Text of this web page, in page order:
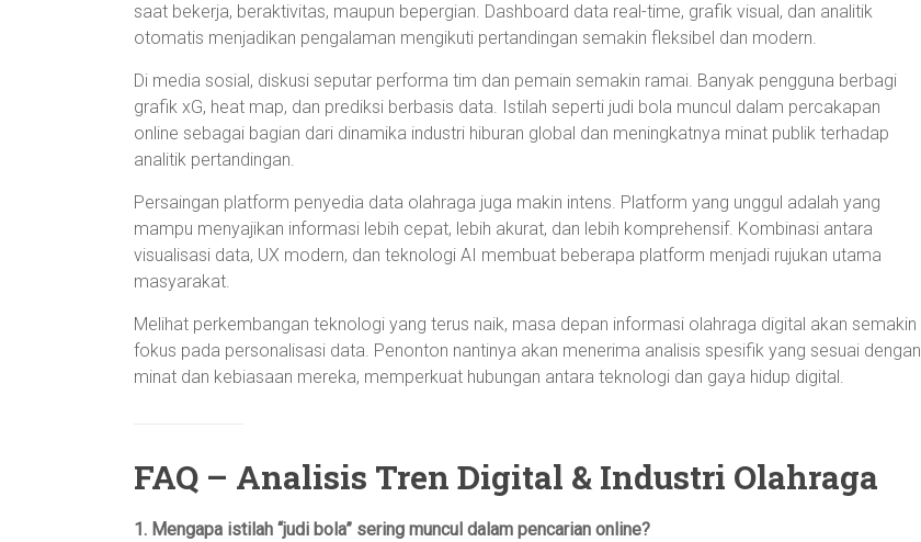
saat bekerja, beraktivitas, maupun bepergian. Dashboard data real-time, grafik visual, dan analitik
otomatis menjadikan pengalaman mengikuti pertandingan semakin fleksibel dan modern.
Di media sosial, diskusi seputar performa tim dan pemain semakin ramai. Banyak pengguna berbagi
grafik xG, heat map, dan prediksi berbasis data. Istilah seperti judi bola muncul dalam percakapan
online sebagai bagian dari dinamika industri hiburan global dan meningkatnya minat publik terhadap
analitik pertandingan.
Persaingan platform penyedia data olahraga juga makin intens. Platform yang unggul adalah yang
mampu menyajikan informasi lebih cepat, lebih akurat, dan lebih komprehensif. Kombinasi antara
visualisasi data, UX modern, dan teknologi AI membuat beberapa platform menjadi rujukan utama
masyarakat.
Melihat perkembangan teknologi yang terus naik, masa depan informasi olahraga digital akan semakin
fokus pada personalisasi data. Penonton nantinya akan menerima analisis spesifik yang sesuai dengan
minat dan kebiasaan mereka, memperkuat hubungan antara teknologi dan gaya hidup digital.
FAQ – Analisis Tren Digital & Industri Olahraga
1. Mengapa istilah “judi bola” sering muncul dalam pencarian online?